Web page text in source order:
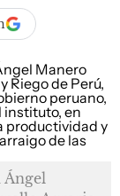
Ángel